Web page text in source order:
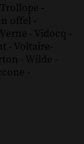
Trollope -
offel -
Verne - Vidocq -
- Voltaire-
- Wilde -
-